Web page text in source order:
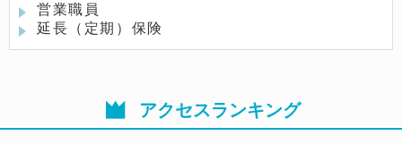
営業職員
延長（定期）保険
アクセスランキング